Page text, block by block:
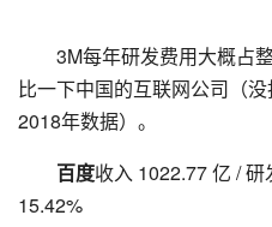
3M每年研发费用大概占
比一下中国的互联网公司（
2018年数据）。
百度收入 1022.77 亿 /
15.42%